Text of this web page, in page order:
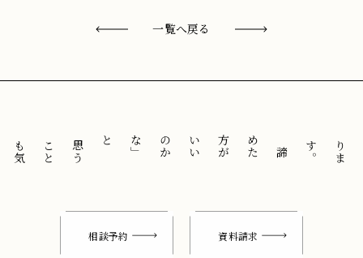
一覧へ戻る
。
「
諦
め
た
方
が
い
い
の
か
な
」
と
思
う
こ
と
も
気
に
せ
ずに
相談予約 資料請求